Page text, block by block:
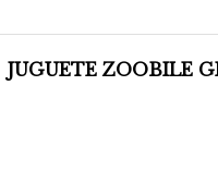
JUGUETE ZOOBILE